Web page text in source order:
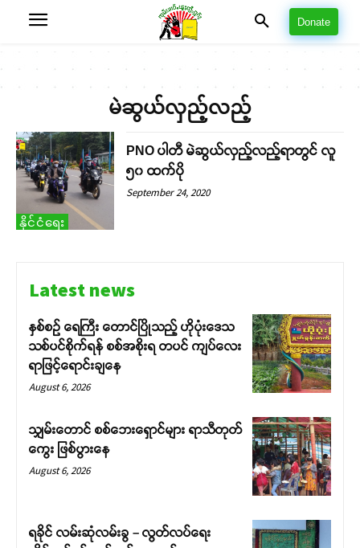
Donate
မဲဆွယ်လှည့်လည့်
နိုင်ငံရေး
PNO ပါတီ မဲဆွယ်လှည့်လည့်ရာတွင် လူ
၅၀ ထက်ပို
September 24, 2020
Latest news
နှစ်စဉ် ရေကြီး တောင်ပြိုသည့် ဟိုပုံးဒေသ
သစ်ပင်စိုက်ရန် စစ်အစိုးရ တပင် ကျပ်လေး
ရာဖြင့်ရောင်းချနေ
August 6, 2026
သျှမ်းတောင် စစ်ဘေးရှောင်များ ရာသီတုတ်
ကွေး ဖြစ်ပွားနေ
August 6, 2026
ရခိုင် လမ်းဆုံလမ်းခွ – လွတ်လပ်ရေး